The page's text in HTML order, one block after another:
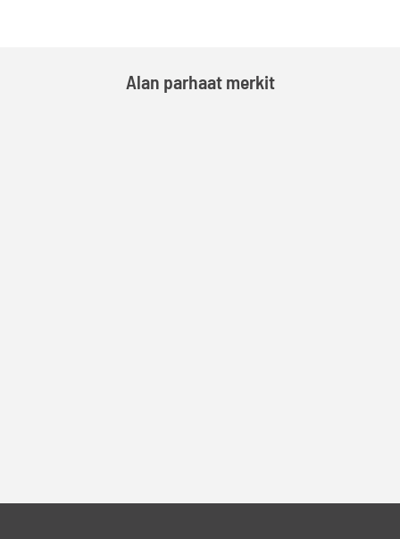
Alan parhaat merkit